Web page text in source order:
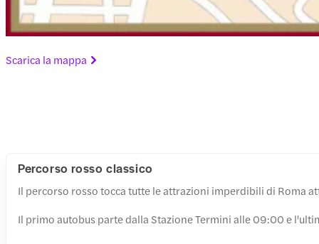
Scarica la mappa
Percorso rosso classico
Il percorso rosso tocca tutte le attrazioni imperdibili di Roma
Il primo autobus parte dalla Stazione Termini alle 09:00 e